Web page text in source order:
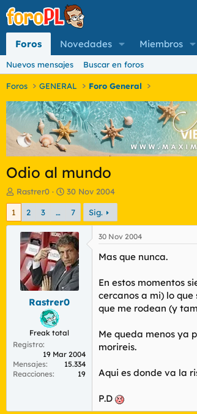
Foros Novedades Miembros
Nuevos mensajes Buscar en foros
Foros GENERAL Foro General
Odio al mundo
I
n
c
a
o
d
m
Rastrer0
F
e
h
a
d
e
i
n
i
c
30 Nov 2004
1 2 3 … 7 Sig.
Rastrer0
Freak total
Registro
19 Mar 2004
Mensajes
15.334
Reacciones
19
30 Nov 2004
Mas que nunca.
En estos momentos
cercanos a mi) lo
que me rodean (y
Me queda menos ya
morireis.
Aqui es donde va la
P.D